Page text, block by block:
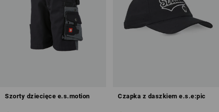
Szorty dziecięce e.s.motion Czapka z daszkiem e.s.e:pic